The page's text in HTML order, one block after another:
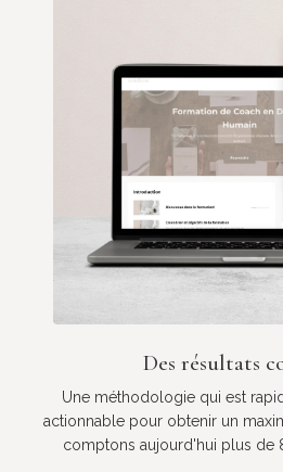
Des résultats
Une méthodologie qui est
actionnable pour obtenir un
comptons aujourd'hui plus de